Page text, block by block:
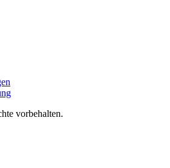
vorbehalten.